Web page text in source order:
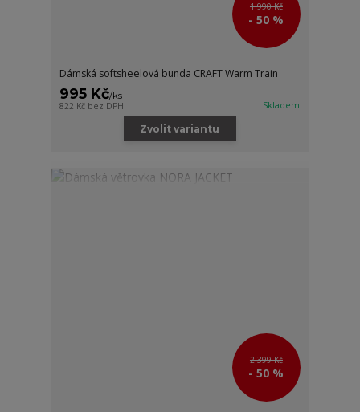
1 990 Kč
- 50 %
Dámská softsheelová bunda CRAFT Warm Train
995 Kč/ks
822 Kč bez DPH Skladem
Zvolit variantu
2 399 Kč
- 50 %